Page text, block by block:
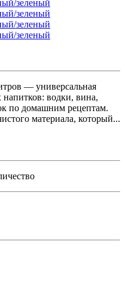
— универсальная
напитков: водки, вина,
по домашним рецептам.
материала, который...